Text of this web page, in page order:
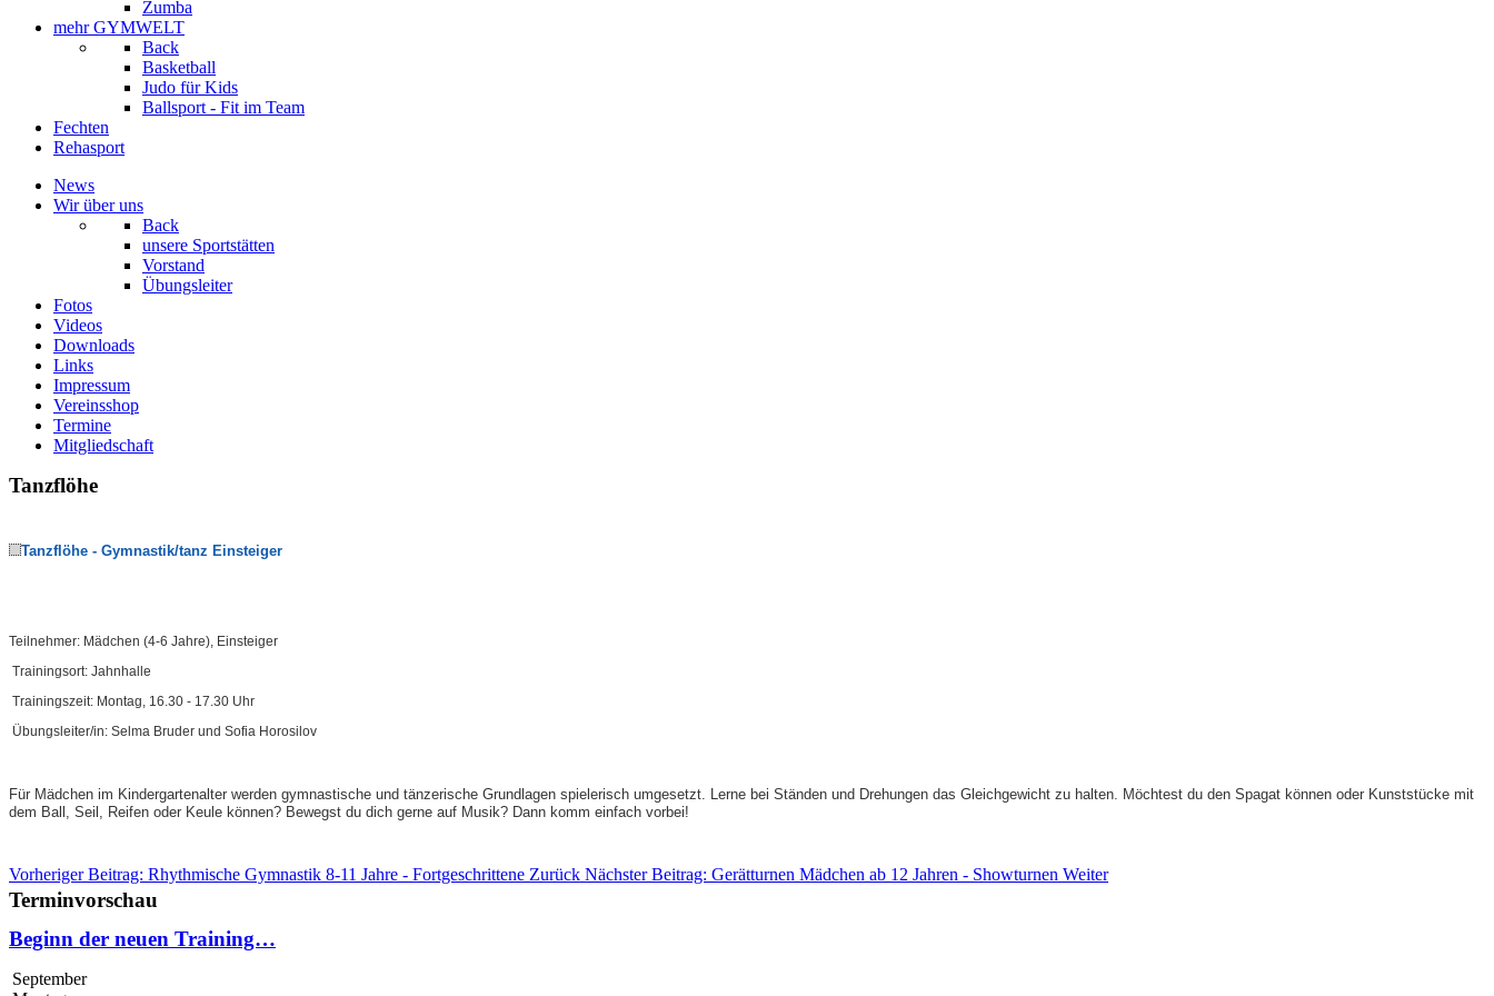
Zumba
mehr GYMWELT
Back
Basketball
Judo für Kids
Ballsport - Fit im Team
Fechten
Rehasport
News
Wir über uns
Back
unsere Sportstätten
Vorstand
Übungsleiter
Fotos
Videos
Downloads
Links
Impressum
Vereinsshop
Termine
Mitgliedschaft
Tanzflöhe
Tanzflöhe - Gymnastik/tanz Einsteiger
Teilnehmer: Mädchen (4-6 Jahre), Einsteiger
Trainingsort: Jahnhalle
Trainingszeit: Montag, 16.30 - 17.30 Uhr
Übungsleiter/in: Selma Bruder und Sofia Horosilov
Für Mädchen im Kindergartenalter werden gymnastische und tänzerische Grundlagen spielerisch umgesetzt. Lerne bei Ständen und Drehungen das Gleichgewicht zu halten. Möchtest du den Spagat können oder Kunststücke mit
dem Ball, Seil, Reifen oder Keule können? Bewegst du dich gerne auf Musik? Dann komm einfach vorbei!
Vorheriger Beitrag: Rhythmische Gymnastik 8-11 Jahre - Fortgeschrittene Zurück Nächster Beitrag: Gerätturnen Mädchen ab 12 Jahren - Showturnen Weiter
Terminvorschau
Beginn der neuen Training…
September